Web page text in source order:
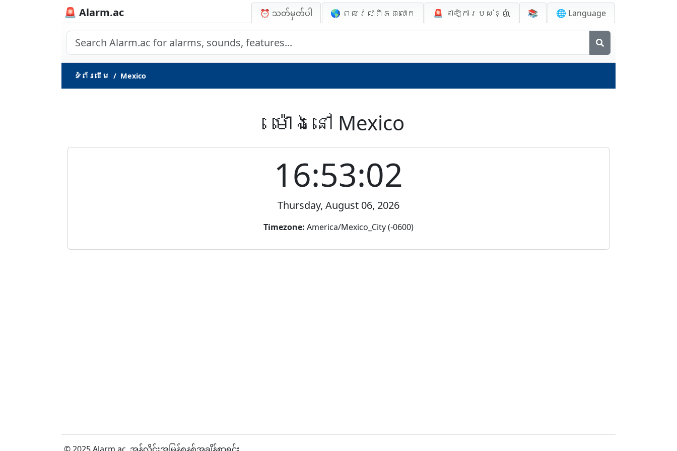
🚨 Alarm.ac ⏰ သတ်မှတ်ပါ 🌎 ពេលវេលាពិភពលោក 🚨 នាឡិការបស់ខ្ញុំ 📚 🌐 Language
ទំព័រ​ដើម Mexico
ម៉ោងនៅ Mexico
16:53:02
Thursday, August 06, 2026
Timezone: America/Mexico_City (-0600)